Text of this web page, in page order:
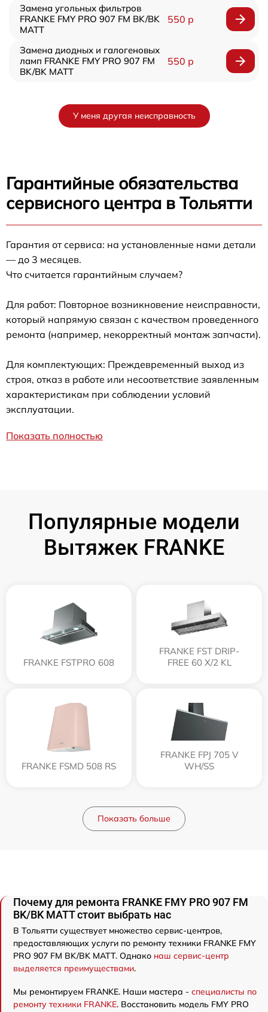
Замена угольных фильтров
FRANKE FMY PRO 907 FM BK/BK
MATT
550 р
Замена диодных и галогеновых
ламп FRANKE FMY PRO 907 FM
BK/BK MATT
550 р
У меня другая неисправность
Гарантийные обязательства
сервисного центра в Тольятти
Гарантия от сервиса: на установленные нами детали
— до 3 месяцев.
Что считается гарантийным случаем?
Для работ: Повторное возникновение неисправности,
который напрямую связан с качеством проведенного
ремонта (например, некорректный монтаж запчасти).
Для комплектующих: Преждевременный выход из
строя, отказ в работе или несоответствие заявленным
характеристикам при соблюдении условий
эксплуатации.
Показать полностью
Популярные модели
Вытяжек FRANKE
FRANKE FSTPRO 608
FRANKE FST DRIP-
FREE 60 X/2 KL
FRANKE FSMD 508 RS
FRANKE FPJ 705 V
WH/SS
Показать больше
Почему для ремонта FRANKE FMY PRO 907 FM
BK/BK MATT стоит выбрать нас
В Тольятти существует множество сервис-центров,
предоставляющих услуги по ремонту техники FRANKE FMY
PRO 907 FM BK/BK MATT. Однако наш сервис-центр
выделяется преимуществами.
Мы ремонтируем FRANKE. Наши мастера - специалисты по
ремонту техники FRANKE. Восстановить модель FMY PRO